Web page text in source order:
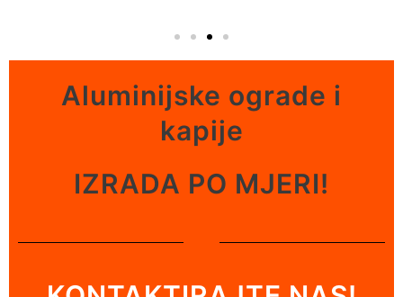
Aluminijske ograde i
kapije
IZRADA PO MJERI!